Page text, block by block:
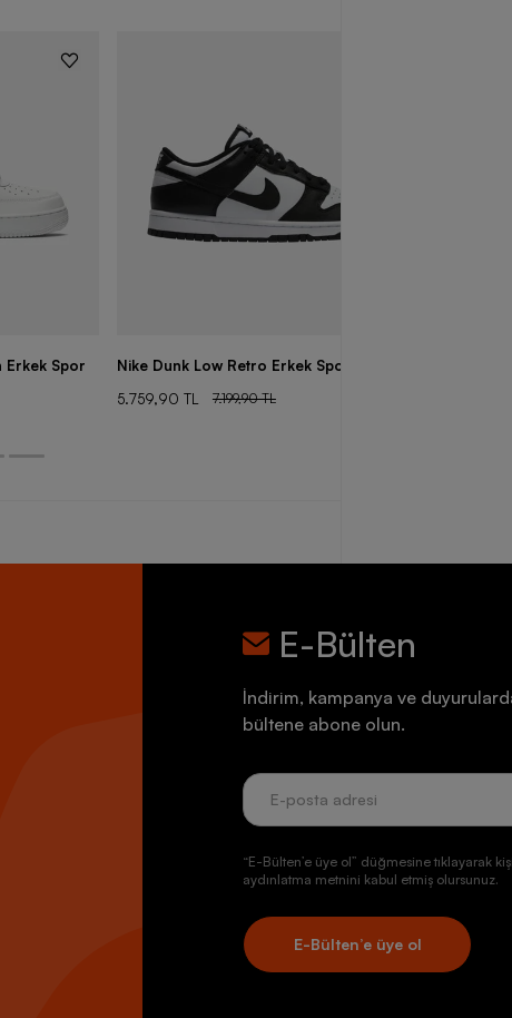
Erkek Spor
Nike Dunk Low Retro Erkek Spor Ayakkabı
5.759,90 TL
7.199,90 TL
E-Bülten
İndirim, kampanya ve
bültene abone olun.
“E-Bülten’e üye ol” düğmesine tıklayarak
aydınlatma metnini kabul etmiş olursunuz.
E-Bülten’e üye ol